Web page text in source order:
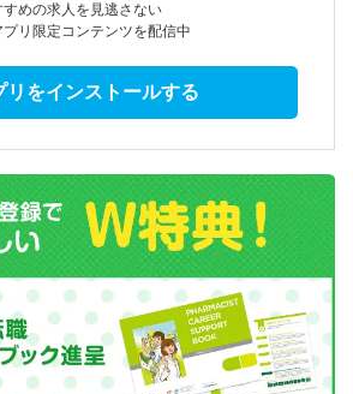
めの求人を見逃さない
リ限定コンテンツを配信中
リをインストールする